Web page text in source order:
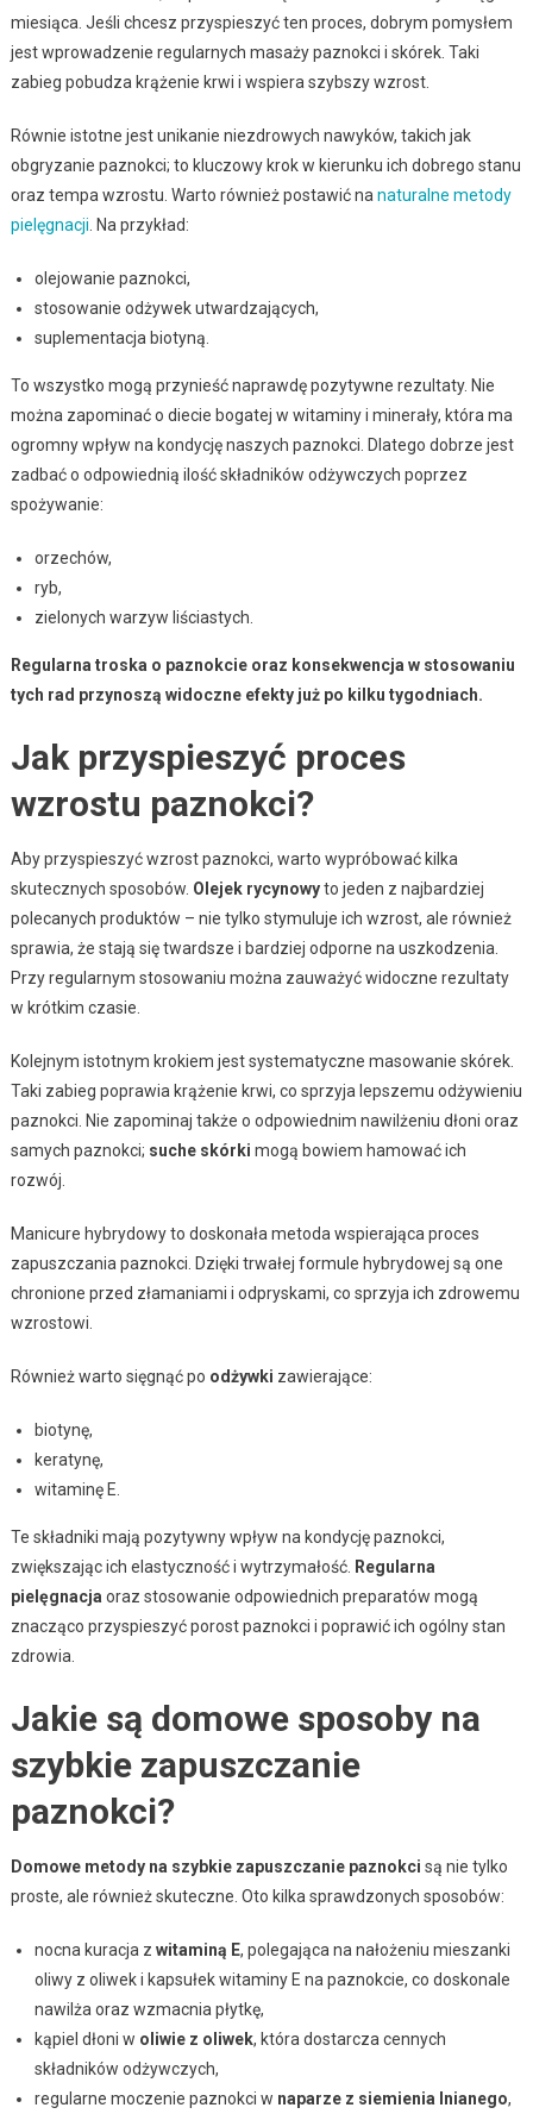
miesiąca. Jeśli chcesz przyspieszyć ten proces, dobrym pomysłem
jest wprowadzenie regularnych masaży paznokci i skórek. Taki
zabieg pobudza krążenie krwi i wspiera szybszy wzrost.
Równie istotne jest unikanie niezdrowych nawyków, takich jak
obgryzanie paznokci; to kluczowy krok w kierunku ich dobrego stanu
oraz tempa wzrostu. Warto również postawić nanaturalne metody
pielęgnacji. Na przykład:
olejowanie paznokci,
stosowanie odżywek utwardzających,
suplementacja biotyną.
To wszystko mogą przynieść naprawdę pozytywne rezultaty. Nie
można zapominać o diecie bogatej w witaminy i minerały, która ma
ogromny wpływ na kondycję naszych paznokci. Dlatego dobrze jest
zadbać o odpowiednią ilość składników odżywczych poprzez
spożywanie:
orzechów,
ryb,
zielonych warzyw liściastych.
Regularna troska o paznokcie oraz konsekwencja w stosowaniu
tych rad przynoszą widoczne efekty już po kilku tygodniach.
Jak przyspieszyć proces
wzrostu paznokci?
Aby przyspieszyć wzrost paznokci, warto wypróbować kilka
skutecznych sposobów. Olejek rycynowyto jeden z najbardziej
polecanych produktów – nie tylko stymuluje ich wzrost, ale również
sprawia, że stają się twardsze i bardziej odporne na uszkodzenia.
Przy regularnym stosowaniu można zauważyć widoczne rezultaty
w krótkim czasie.
Kolejnym istotnym krokiem jest systematyczne masowanie skórek.
Taki zabieg poprawia krążenie krwi, co sprzyja lepszemu odżywieniu
paznokci. Nie zapominaj także o odpowiednim nawilżeniu dłoni oraz
samych paznokci; suche skórki mogą bowiem hamować ich
rozwój.
Manicure hybrydowy to doskonała metoda wspierająca proces
zapuszczania paznokci. Dzięki trwałej formule hybrydowej są one
chronione przed złamaniami i odpryskami, co sprzyja ich zdrowemu
wzrostowi.
Również warto sięgnąć po odżywki zawierające:
biotynę,
keratynę,
witaminę E.
Te składniki mają pozytywny wpływ na kondycję paznokci,
zwiększając ich elastyczność i wytrzymałość. Regularna
pielęgnacjaoraz stosowanie odpowiednich preparatów mogą
znacząco przyspieszyć porost paznokci i poprawić ich ogólny stan
zdrowia.
Jakie są domowe sposoby na
szybkie zapuszczanie
paznokci?
Domowe metody na szybkie zapuszczanie paznokci są nie tylko
proste, ale również skuteczne. Oto kilka sprawdzonych sposobów:
nocna kuracja z witaminą E, polegająca na nałożeniu mieszanki
oliwy z oliwek i kapsułek witaminy E na paznokcie, co doskonale
nawilża oraz wzmacnia płytkę,
kąpiel dłoni w oliwie z oliwek, która dostarcza cennych
składników odżywczych,
regularne moczenie paznokci w naparze z siemienia lnianego,